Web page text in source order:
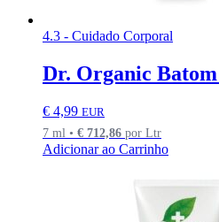
4.3 - Cuidado Corporal
Dr. Organic
€ 4,99 EUR
7 ml • € 712,86 por Ltr
Adicionar ao Carrinho